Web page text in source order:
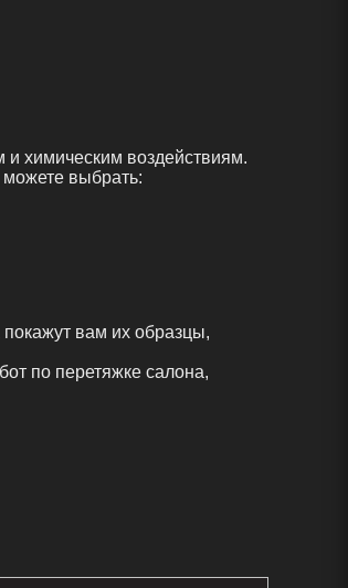
и химическим воздействиям.
выбрать:
вам их образцы,
по перетяжке салона,